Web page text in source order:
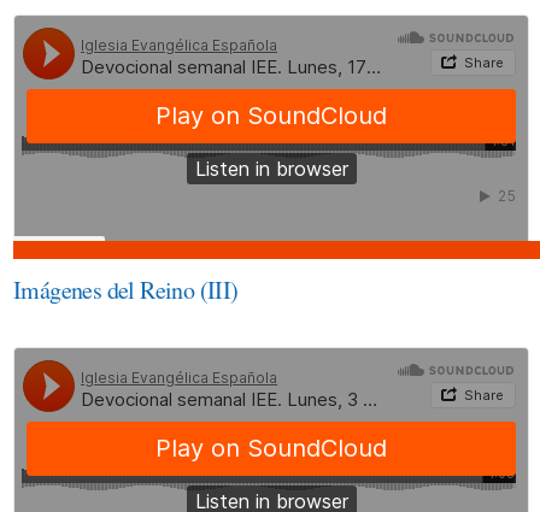
Imágenes del Reino (III)